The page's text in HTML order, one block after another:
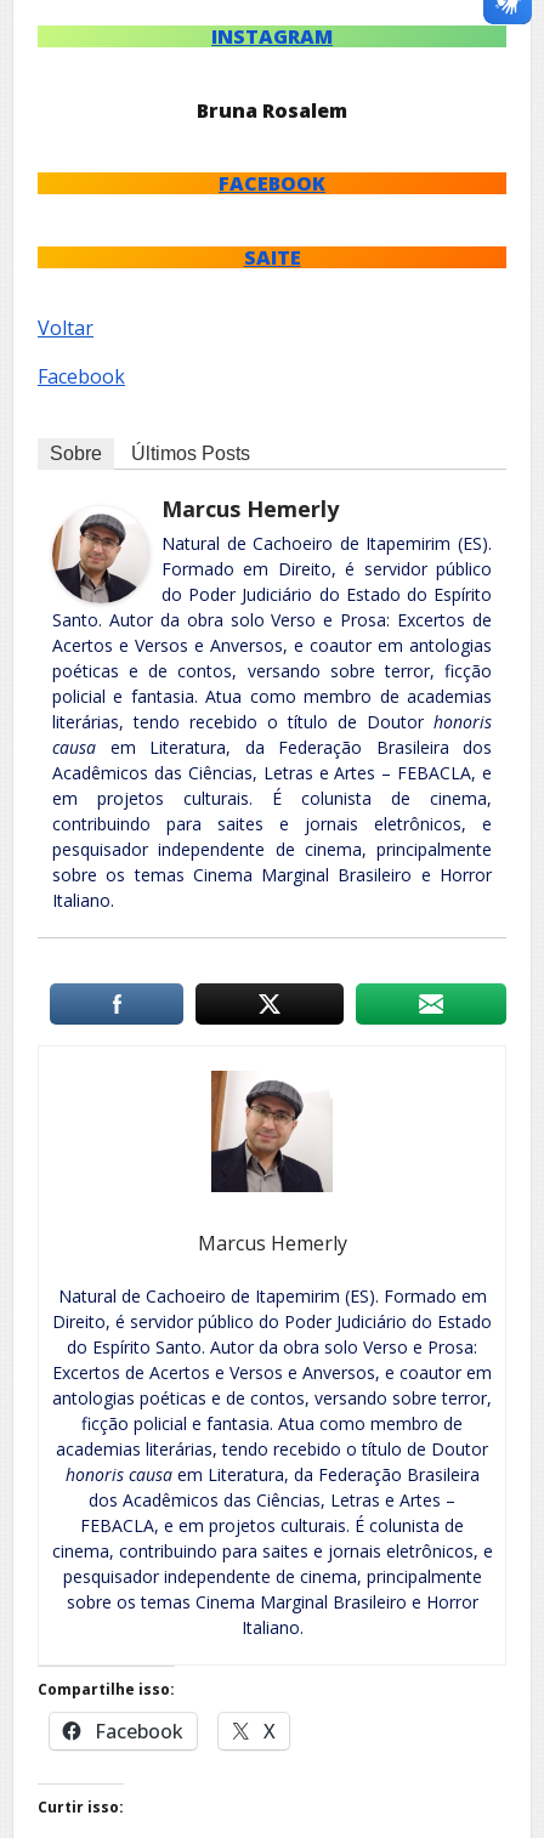
INSTAGRAM
Bruna Rosalem
FACEBOOK
SAITE
Voltar
Facebook
Sobre Últimos Posts
Marcus Hemerly
Natural de Cachoeiro de Itapemirim (ES).
Formado em Direito, é servidor público
do Poder Judiciário do Estado do Espírito
Santo. Autor da obra solo Verso e Prosa: Excertos de
Acertos e Versos e Anversos, e coautor em antologias
poéticas e de contos, versando sobre terror, ficção
policial e fantasia. Atua como membro de academias
literárias, tendo recebido o título de Doutor honoris
causa em Literatura, da Federação Brasileira dos
Acadêmicos das Ciências, Letras e Artes – FEBACLA, e
em projetos culturais. É colunista de cinema,
contribuindo para saites e jornais eletrônicos, e
pesquisador independente de cinema, principalmente
sobre os temas Cinema Marginal Brasileiro e Horror
Italiano.
Marcus Hemerly
Natural de Cachoeiro de Itapemirim (ES). Formado em
Direito, é servidor público do Poder Judiciário do Estado
do Espírito Santo. Autor da obra solo Verso e Prosa:
Excertos de Acertos e Versos e Anversos, e coautor em
antologias poéticas e de contos, versando sobre terror,
ficção policial e fantasia. Atua como membro de
academias literárias, tendo recebido o título de Doutor
honoris causaem Literatura, da Federação Brasileira
dos Acadêmicos das Ciências, Letras e Artes –
FEBACLA, e em projetos culturais. É colunista de
cinema, contribuindo para saites e jornais eletrônicos, e
pesquisador independente de cinema, principalmente
sobre os temas Cinema Marginal Brasileiro e Horror
Italiano.
Compartilhe isso:
Facebook X
Curtir isso: